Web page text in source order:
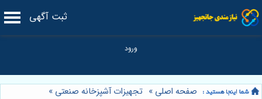
ثبت آگهی
صفحه اصلی » تجهیزات آشپزخانه صنعتی »